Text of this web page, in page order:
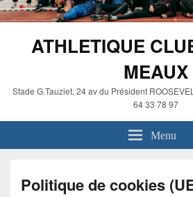
ATHLETIQUE
MEAUX
Stade G.Tauziet, 24 av du Président
64 33 78 97
Menu
Politique de cookies